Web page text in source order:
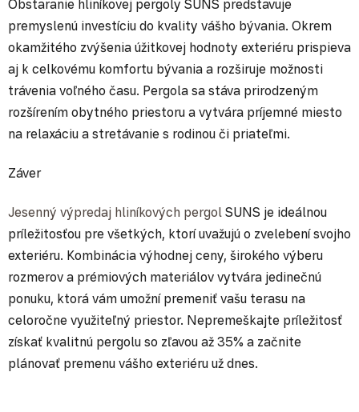
Obstaranie hliníkovej pergoly SUNS predstavuje
premyslenú investíciu do kvality vášho bývania. Okrem
okamžitého zvýšenia úžitkovej hodnoty exteriéru prispieva
aj k celkovému komfortu bývania a rozširuje možnosti
trávenia voľného času. Pergola sa stáva prirodzeným
rozšírením obytného priestoru a vytvára príjemné miesto
na relaxáciu a stretávanie s rodinou či priateľmi.
Záver
Jesenný výpredaj hliníkových pergol SUNS je ideálnou
príležitosťou pre všetkých, ktorí uvažujú o zvelebení svojho
exteriéru. Kombinácia výhodnej ceny, širokého výberu
rozmerov a prémiových materiálov vytvára jedinečnú
ponuku, ktorá vám umožní premeniť vašu terasu na
celoročne využiteľný priestor. Nepremeškajte príležitosť
získať kvalitnú pergolu so zľavou až 35% a začnite
plánovať premenu vášho exteriéru už dnes.